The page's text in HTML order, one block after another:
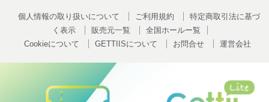
個人情報の取り扱いについて ご利用規約
特定商取引法に基づ
く表示
販売元一覧
全国ホールー覧
Cookieについて
GETTIISについて お問合せ 運営会社